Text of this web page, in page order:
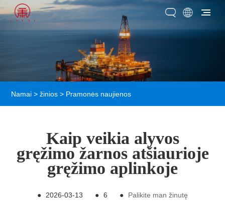
Namai > žinios > Pramonės naujienos
Kaip veikia alyvos
gręžimo žarnos atšiaurioje
gręžimo aplinkoje
● 2026-03-13 ● 6 ● Palikite man žinutę